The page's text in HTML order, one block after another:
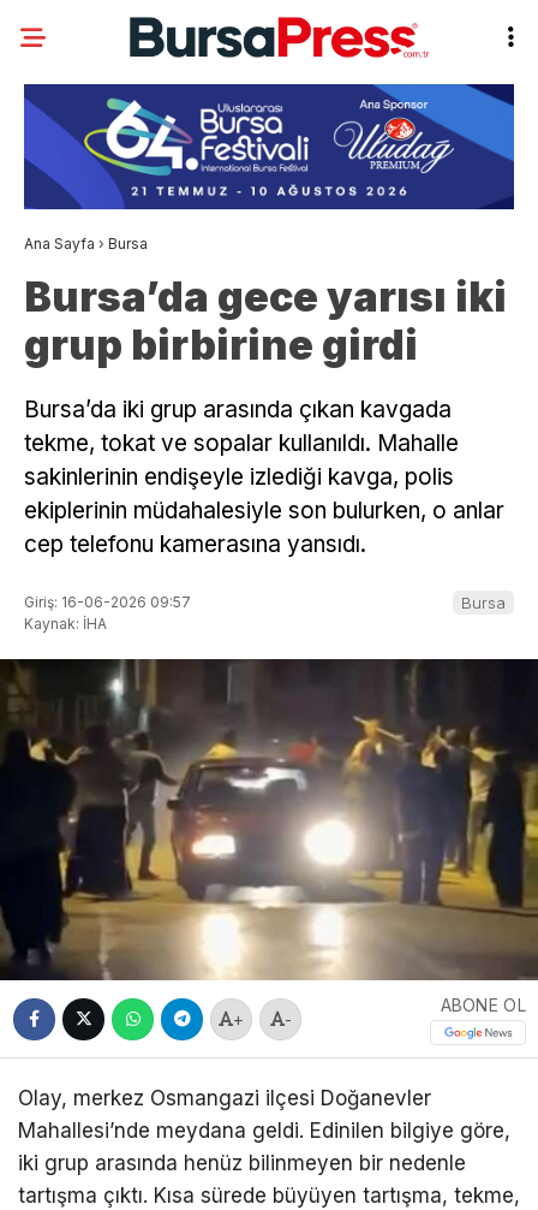
Ana Sayfa › Bursa
Bursa’da gece yarısı iki
grup birbirine girdi
Bursa’da iki grup arasında çıkan kavgada
tekme, tokat ve sopalar kullanıldı. Mahalle
sakinlerinin endişeyle izlediği kavga, polis
ekiplerinin müdahalesiyle son bulurken, o anlar
cep telefonu kamerasına yansıdı.
Giriş: 16-06-2026 09:57
Kaynak: İHA
Bursa
+ -
ABONE OL
Olay, merkez Osmangazi ilçesi Doğanevler
Mahallesi’nde meydana geldi. Edinilen bilgiye göre,
iki grup arasında henüz bilinmeyen bir nedenle
tartışma çıktı. Kısa sürede büyüyen tartışma, tekme,